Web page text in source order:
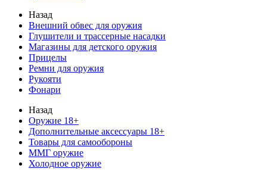
Назад
Внешний обвес для оружия
Глушители и трассерные насадки
Магазины для детского оружия
Прицелы
Ремни для оружия
Рукояти
Фонари
Назад
Оружие 18+
Дополнительные аксессуары 18+
Товары для самообороны
ММГ оружие
Холодное оружие